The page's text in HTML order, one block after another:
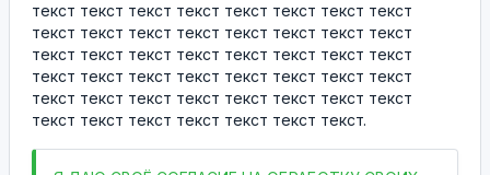
текст текст текст текст текст текст текст текст
текст текст текст текст текст текст текст текст
текст текст текст текст текст текст текст текст
текст текст текст текст текст текст текст текст
текст текст текст текст текст текст текст текст
текст текст текст текст текст текст текст.